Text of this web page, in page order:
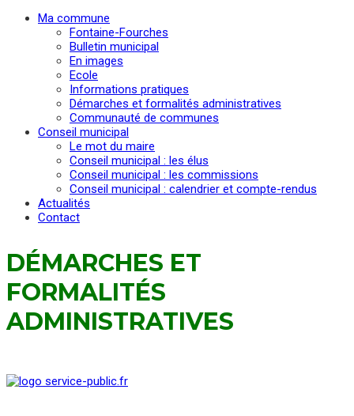
Ma commune
Fontaine-Fourches
Bulletin municipal
En images
Ecole
Informations pratiques
Démarches et formalités administratives
Communauté de communes
Conseil municipal
Le mot du maire
Conseil municipal : les élus
Conseil municipal : les commissions
Conseil municipal : calendrier et compte-rendus
Actualités
Contact
DÉMARCHES ET
FORMALITÉS
ADMINISTRATIVES